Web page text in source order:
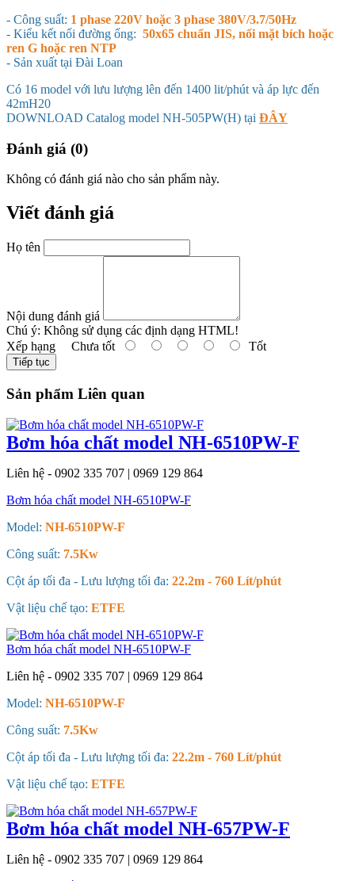
- Công suất: 1 phase 220V hoặc 3 phase 380V/3.7/50Hz
- Kiểu kết nối đường ống: 50x65 chuẩn JIS, nối mặt bích hoặc
ren G hoặc ren NTP
- Sản xuất tại Đài Loan
Có 16 model với lưu lượng lên đến 1400 lit/phút và áp lực đến
42mH20
DOWNLOAD Catalog model NH-505PW(H) tại ĐÂY
Đánh giá (0)
Không có đánh giá nào cho sản phẩm này.
Viết đánh giá
Họ tên
Nội dung đánh giá
Chú ý: Không sử dụng các định dạng HTML!
Xếp hạng Chưa tốt Tốt
Tiếp tục
Sản phẩm Liên quan
Bơm hóa chất model NH-6510PW-F
Liên hệ - 0902 335 707 | 0969 129 864
Bơm hóa chất model NH-6510PW-F
Model: NH-6510PW-F
Công suất: 7.5Kw
Cột áp tối đa - Lưu lượng tối đa: 22.2m - 760 Lít/phút
Vật liệu chế tạo: ETFE
Bơm hóa chất model NH-6510PW-F
Liên hệ - 0902 335 707 | 0969 129 864
Model: NH-6510PW-F
Công suất: 7.5Kw
Cột áp tối đa - Lưu lượng tối đa: 22.2m - 760 Lít/phút
Vật liệu chế tạo: ETFE
Bơm hóa chất model NH-657PW-F
Liên hệ - 0902 335 707 | 0969 129 864